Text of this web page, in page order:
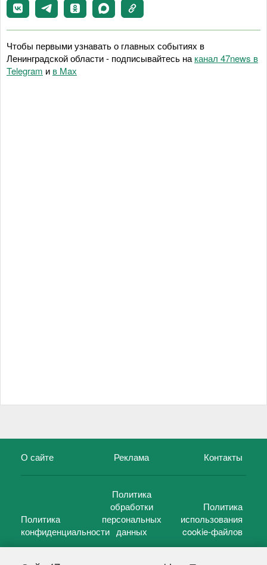
Чтобы первыми узнавать о главных событиях в
Ленинградской области - подписывайтесь на канал 47news в
Telegram и в Maх
О сайте Реклама Контакты
Политика
конфиденциальности
Политика
обработки
персональных
данных
Политика
использования
cookie-файлов